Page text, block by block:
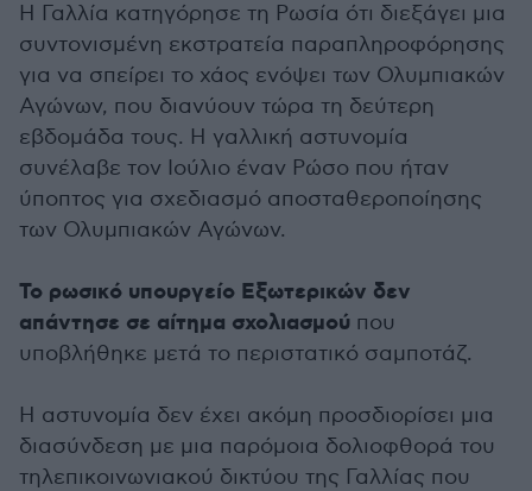
Η Γαλλία κατηγόρησε τη Ρωσία ότι διεξάγει μια
συντονισμένη εκστρατεία παραπληροφόρησης
για να σπείρει το χάος ενόψει των Ολυμπιακών
Αγώνων, που διανύουν τώρα τη δεύτερη
εβδομάδα τους. Η γαλλική αστυνομία
συνέλαβε τον Ιούλιο έναν Ρώσο που ήταν
ύποπτος για σχεδιασμό αποσταθεροποίησης
των Ολυμπιακών Αγώνων.
Το ρωσικό υπουργείο Εξωτερικών δεν
απάντησε σε αίτημα σχολιασμού που
υποβλήθηκε μετά το περιστατικό σαμποτάζ.
Η αστυνομία δεν έχει ακόμη προσδιορίσει μια
διασύνδεση με μια παρόμοια δολιοφθορά του
τηλεπικοινωνιακού δικτύου της Γαλλίας που